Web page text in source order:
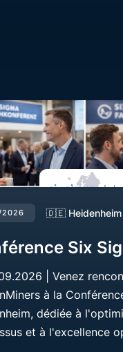
2026 🇩🇪 Heidenheim
Six
| Venez
à la
dédiée à
et à l'excellence